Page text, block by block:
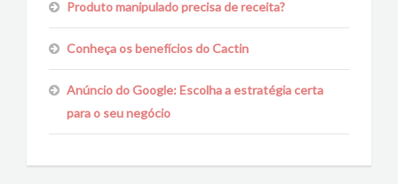
Produto manipulado precisa de receita?
Conheça os benefícios do Cactin
Anúncio do Google: Escolha a estratégia certa
para o seu negócio